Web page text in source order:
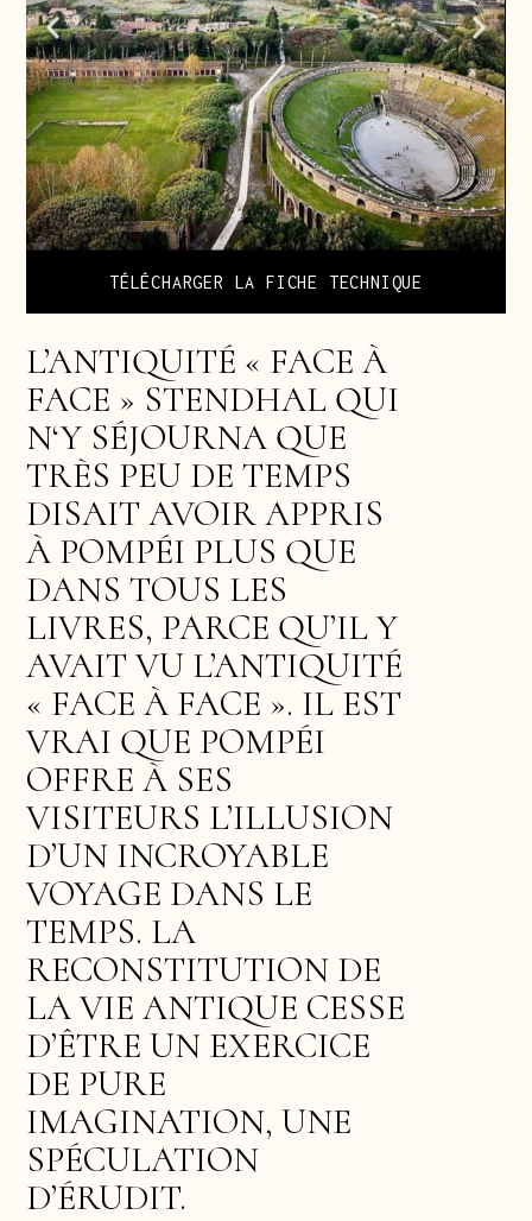
TÉLÉCHARGER LA FICHE TECHNIQUE
L’ANTIQUITÉ « FACE À
FACE » STENDHAL QUI
N‘Y SÉJOURNA QUE
TRÈS PEU DE TEMPS
DISAIT AVOIR APPRIS
À POMPÉI PLUS QUE
DANS TOUS LES
LIVRES, PARCE QU’IL Y
AVAIT VU L’ANTIQUITÉ
« FACE À FACE ». IL EST
VRAI QUE POMPÉI
OFFRE À SES
VISITEURS L’ILLUSION
D’UN INCROYABLE
VOYAGE DANS LE
TEMPS. LA
RECONSTITUTION DE
LA VIE ANTIQUE CESSE
D’ÊTRE UN EXERCICE
DE PURE
IMAGINATION, UNE
SPÉCULATION
D’ÉRUDIT.